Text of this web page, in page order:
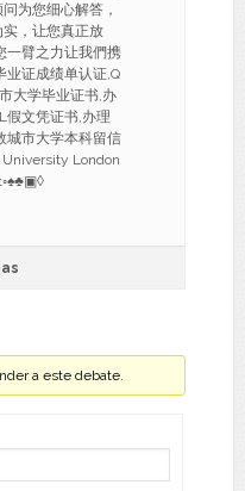
为您细心解答，
，让您真正放
一臂之力让我們携
业证成绩单认证,Q
大学毕业证书,办
假文凭证书,办理
城市大学本科留信
London
a este debate.